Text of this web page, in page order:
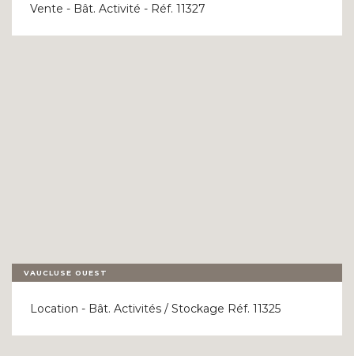
Vente - Bât. Activité - Réf. 11327
VAUCLUSE OUEST
Location - Bât. Activités / Stockage Réf. 11325